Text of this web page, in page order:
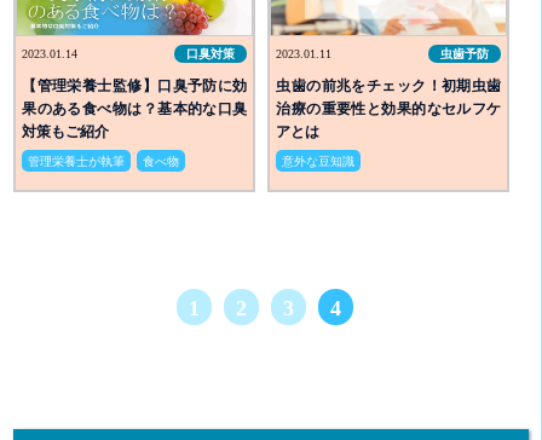
2023.01.14 口臭対策
【管理栄養士監修】口臭予防に効
果のある食べ物は？基本的な口臭
対策もご紹介
管理栄養士が執筆 食べ物
2023.01.11 虫歯予防
虫歯の前兆をチェック！初期虫歯
治療の重要性と効果的なセルフケ
アとは
意外な豆知識
1 2 3 4